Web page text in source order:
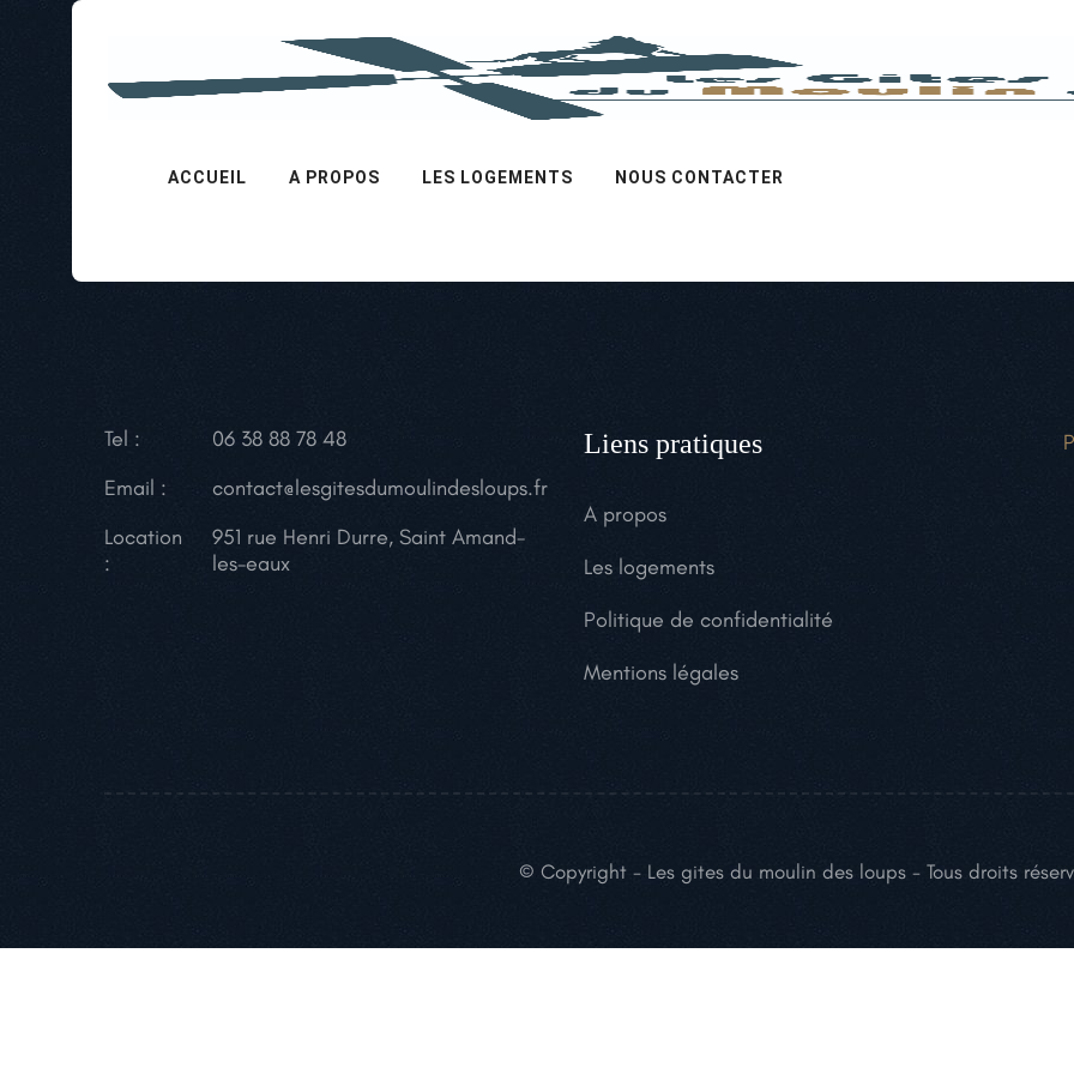
ACCUEIL A PROPOS LES LOGEMENTS NOUS CONTACTER
Tel :
06 38 88 78 48
Email :
contact@lesgitesdumoulindesloups.fr
Location
:
951 rue Henri Durre, Saint Amand-
les-eaux
Liens pratiques
A propos
Les logements
Politique de confidentialité
Mentions légales
© Copyright - Les gites du moulin des loups - Tous droits